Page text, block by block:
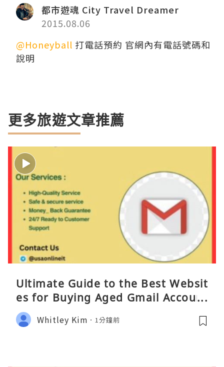
都市遊魂 City Travel Dreamer
2015.08.06
@Honeyball 打電話預約 官網內有電話號碼和
說明
更多旅遊文章推薦
Ultimate Guide to the Best Websit
es for Buying Aged Gmail Account
s
Whitley Kim 1分鐘前